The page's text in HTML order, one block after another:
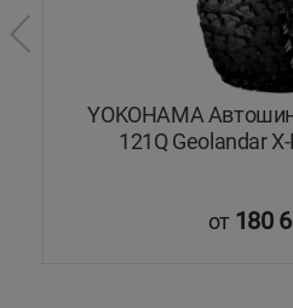
YOKOHAMA
121Q Geolandar
от 180